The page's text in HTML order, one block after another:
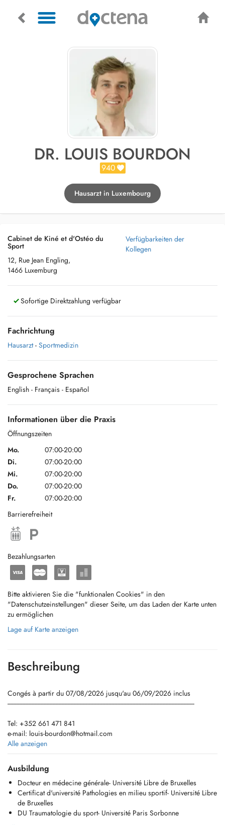
DR. LOUIS BOURDON
940
Hausarzt in Luxembourg
Cabinet de Kiné et d'Ostéo du
Sport
12, Rue Jean Engling,
1466 Luxemburg
Verfügbarkeiten der
Kollegen
Sofortige Direktzahlung verfügbar
Fachrichtung
Hausarzt - Sportmedizin
Gesprochene Sprachen
English - Français - Español
Informationen über die Praxis
Öffnungszeiten
Mo.
07:00-20:00
Di.
07:00-20:00
Mi.
07:00-20:00
Do.
07:00-20:00
Fr.
07:00-20:00
Barrierefreiheit
Bezahlungsarten
Bitte aktivieren Sie die "funktionalen Cookies" in den
"Datenschutzeinstellungen" dieser Seite, um das Laden der Karte unten
zu ermöglichen
Lage auf Karte anzeigen
Beschreibung
Congés à partir du 07/08/2026 jusqu'au 06/09/2026 inclus
----------------------------------------------------------------------------------------------------------------------------
Tel: +352 661 471 841
e-mail: louis-bourdon@hotmail.com
Ne réalise pas de téléconsultation
Horaires d'ouverture: du Lundi au Jeudi, de 9h à 18h
- Consultation de médecine générale
- Consultation de médecine/traumatologie du sport
- Echographie de l'appareil musculosquelettique
- Examen/contrôle médico-sportif (UNIQUEMENT LES MARDI/JEUDI
Alle anzeigen
Ausbildung
Docteur en médecine générale- Université Libre de Bruxelles
Certificat d'université Pathologies en milieu sportif- Université Libre
de Bruxelles
DU Traumatologie du sport- Université Paris Sorbonne